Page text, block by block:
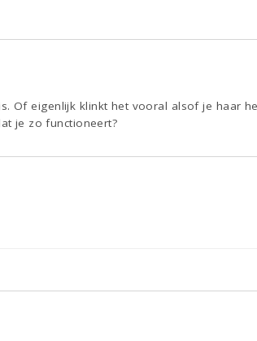
Of eigenlijk klinkt het vooral alsof je haar
je zo functioneert?